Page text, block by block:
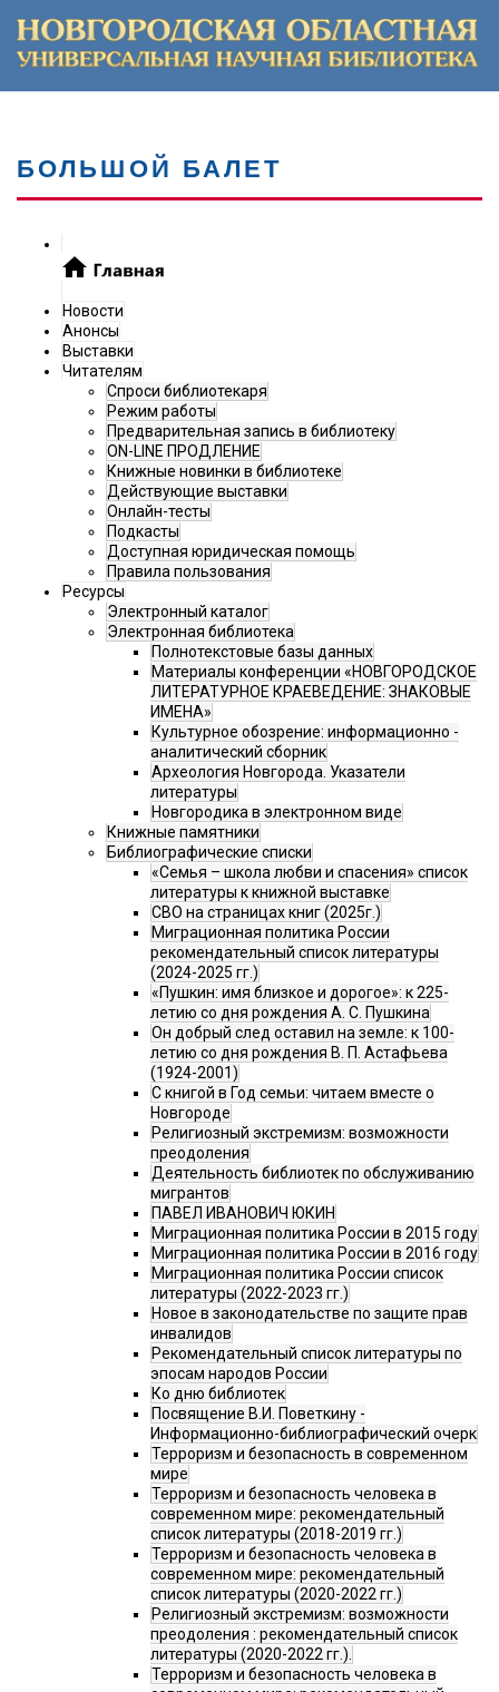
БОЛЬШОЙ БАЛЕТ
Новости
Анонсы
Выставки
Читателям
Спроси библиотекаря
Режим работы
Предварительная запись в библиотеку
ON-LINE ПРОДЛЕНИЕ
Книжные новинки в библиотеке
Действующие выставки
Онлайн-тесты
Подкасты
Доступная юридическая помощь
Правила пользования
Ресурсы
Электронный каталог
Электронная библиотека
Полнотекстовые базы данных
Материалы конференции «НОВГОРОДСКОЕ
ЛИТЕРАТУРНОЕ КРАЕВЕДЕНИЕ: ЗНАКОВЫЕ
ИМЕНА»
Культурное обозрение: информационно -
аналитический сборник
Археология Новгорода. Указатели
литературы
Новгородика в электронном виде
Книжные памятники
Библиографические списки
«Семья – школа любви и спасения» список
литературы к книжной выставке
СВО на страницах книг (2025г.)
Миграционная политика России
рекомендательный список литературы
(2024-2025 гг.)
«Пушкин: имя близкое и дорогое»: к 225-
летию со дня рождения А. С. Пушкина
Он добрый след оставил на земле: к 100-
летию со дня рождения В. П. Астафьева
(1924-2001)
С книгой в Год семьи: читаем вместе о
Новгороде
Религиозный экстремизм: возможности
преодоления
Деятельность библиотек по обслуживанию
мигрантов
ПАВЕЛ ИВАНОВИЧ ЮКИН
Миграционная политика России в 2015 году
Миграционная политика России в 2016 году
Миграционная политика России список
литературы (2022-2023 гг.)
Новое в законодательстве по защите прав
инвалидов
Рекомендательный список литературы по
эпосам народов России
Ко дню библиотек
Посвящение В.И. Поветкину -
Информационно-библиографический очерк
Терроризм и безопасность в современном
мире
Терроризм и безопасность человека в
современном мире: рекомендательный
список литературы (2018-2019 гг.)
Терроризм и безопасность человека в
современном мире: рекомендательный
список литературы (2020-2022 гг.)
Религиозный экстремизм: возможности
преодоления : рекомендательный список
литературы (2020-2022 гг.).
Терроризм и безопасность человека в